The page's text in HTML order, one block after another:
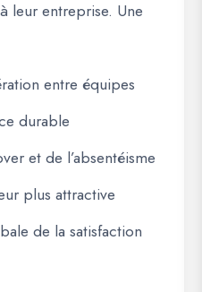
leur entreprise. Une
entre équipes
durable
et de l’absentéisme
plus attractive
de la satisfaction